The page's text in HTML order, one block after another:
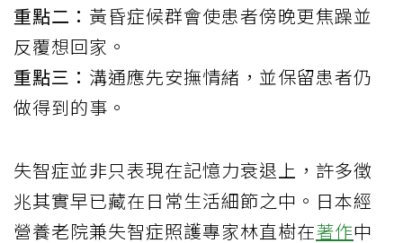
重點二： 黃昏症候群會使患者傍晚更焦躁並
反覆想回家。
重點三： 溝通應先安撫情緒，並保留患者仍
做得到的事。
失智症並非只表現在記憶力衰退上，許多徵
兆其實早已藏在日常生活細節之中。日本經
營養老院兼失智症照護專家林直樹在著作中